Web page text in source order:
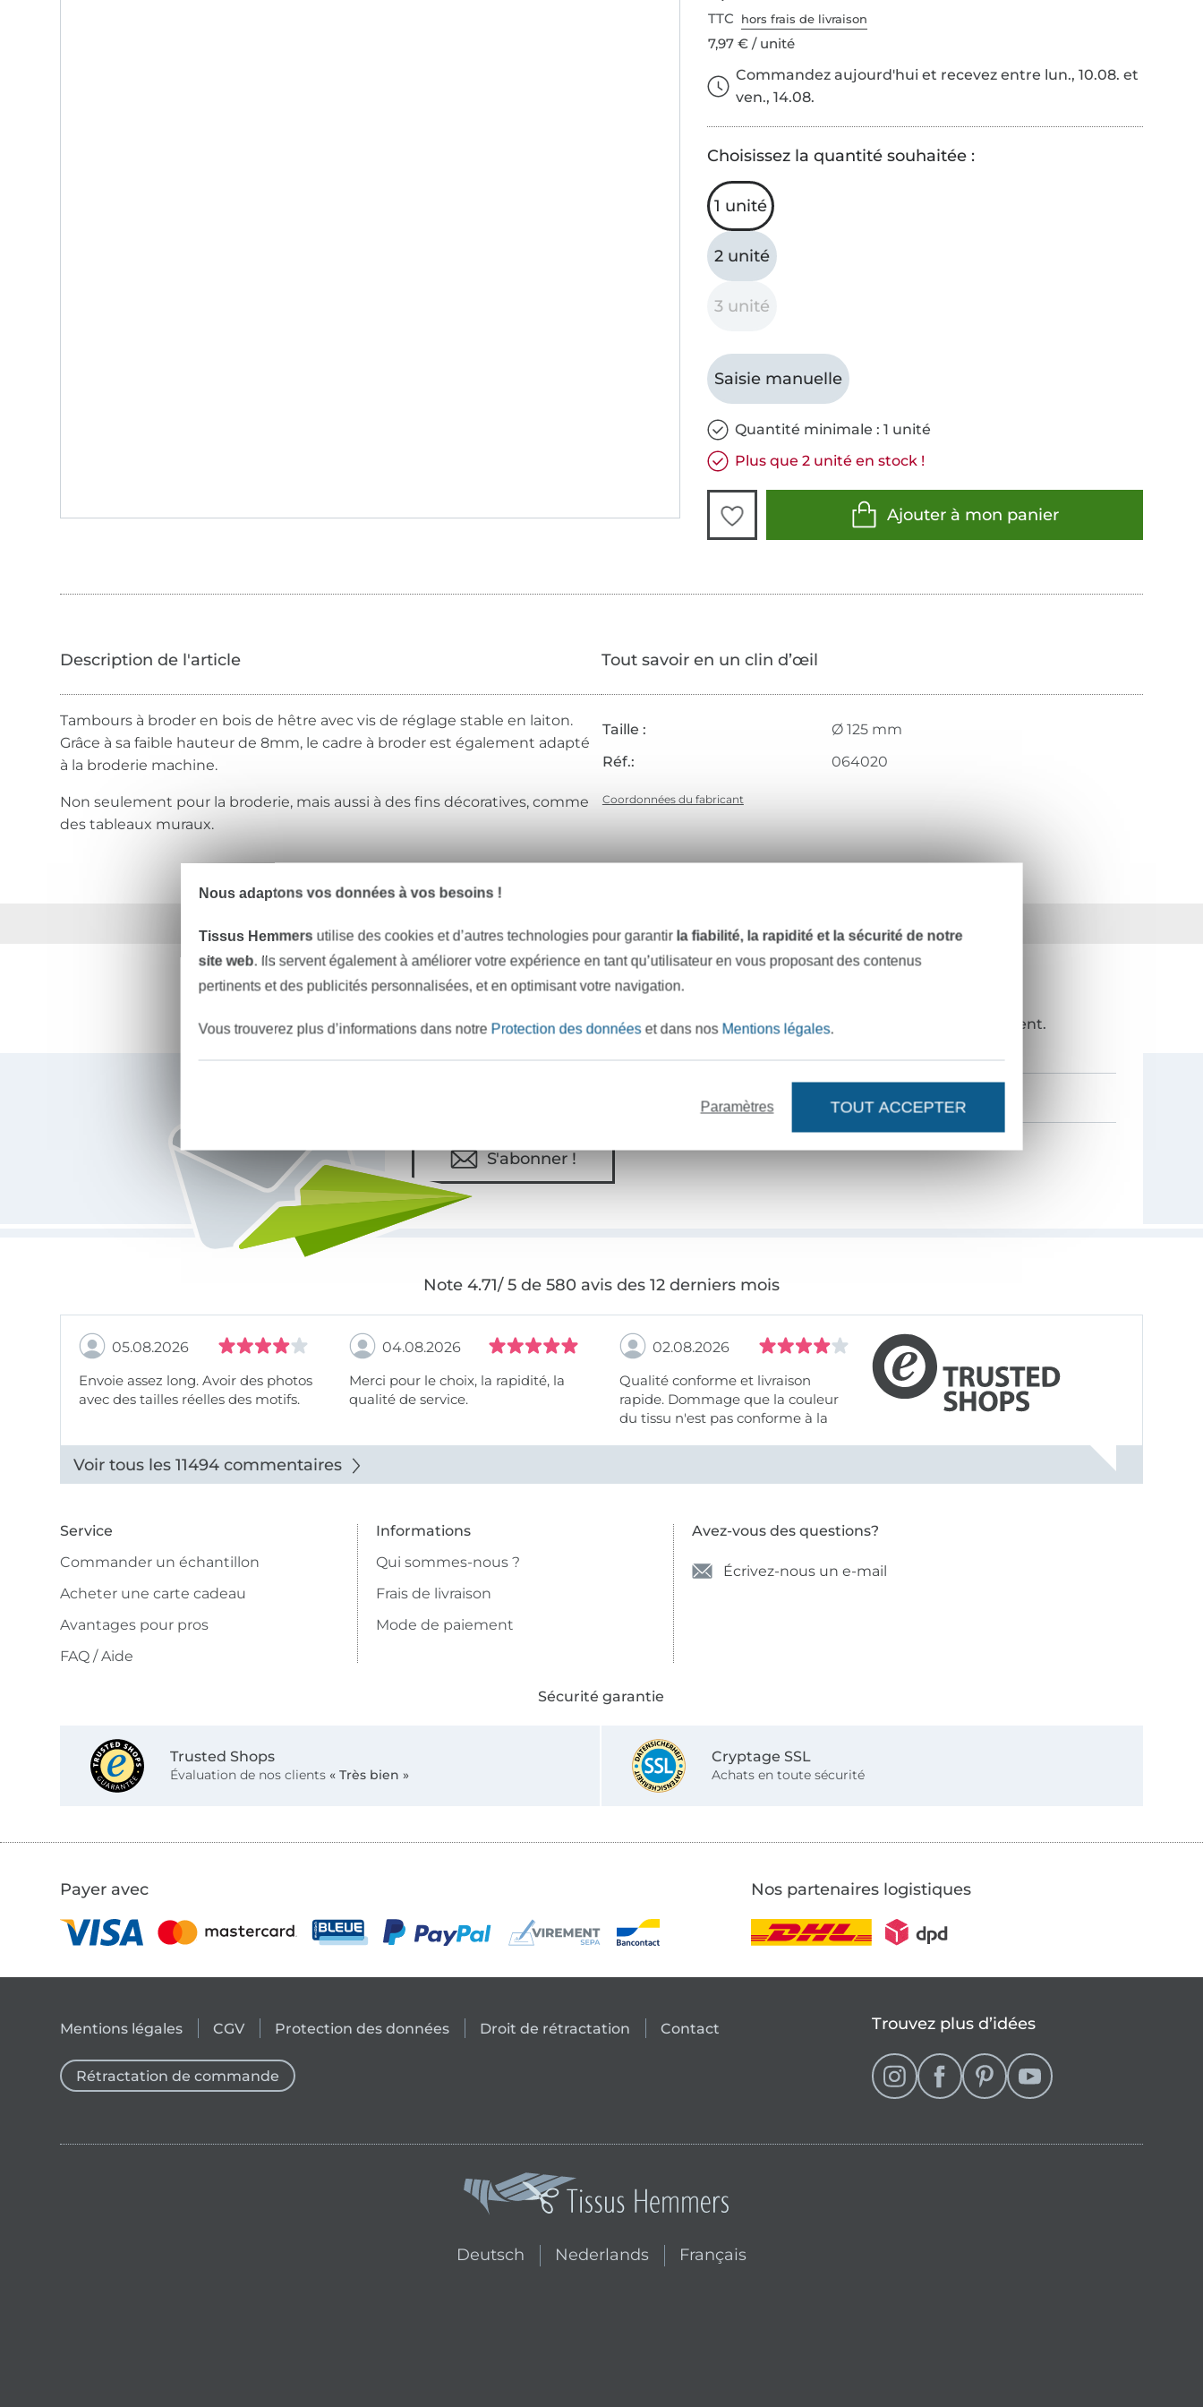
TTC hors frais de livraison
7,97 € / unité
Commandez aujourd'hui et recevez entre lun., 10.08. et
ven., 14.08.
Choisissez la quantité souhaitée :
1 unité
2 unité
3 unité
Saisie manuelle
Quantité minimale : 1 unité
Plus que 2 unité en stock !
Ajouter à mon panier
Tambours à broder en bois de hêtre avec vis de réglage stable en laiton.
Grâce à sa faible hauteur de 8mm, le cadre à broder est également adapté
à la broderie machine.
Non seulement pour la broderie, mais aussi à des fins décoratives, comme
des tableaux muraux.
Tout savoir en un clin d’œil
Taille :
Ø 125 mm
Réf.:
064020
Coordonnées du fabricant
VOULEZ-VOUS ÊTRE INFORMÉ DES NOUVEAUTÉS ?
Soyez toujours informé(e) & recevez uncode promo de 10% en guise de remerciement.
Vous êtes abonné à la newsletter de Tissus Hemmers.
S'abonner !
Note 4.71/ 5 de 580 avis des 12 derniers mois
05.08.2026
Envoie assez long. Avoir des photos
avec des tailles réelles des motifs.
04.08.2026
Merci pour le choix, la rapidité, la
qualité de service.
02.08.2026
Qualité conforme et livraison
rapide. Dommage que la couleur
du tissu n'est pas conforme à la
Voir tous les 11494 commentaires
Service
Commander un échantillon
Acheter une carte cadeau
Avantages pour pros
FAQ / Aide
Informations
Qui sommes-nous ?
Frais de livraison
Mode de paiement
Avez-vous des questions?
Écrivez-nous un e-mail
Sécurité garantie
Trusted Shops
Évaluation de nos clients « Très bien »
Cryptage SSL
Achats en toute sécurité
Payer avec Nos partenaires logistiques
Mentions légales CGV Protection des données Droit de rétractation Contact
Rétractation de commande
Trouvez plus d’idées
Deutsch Nederlands
Passer à la boutique néerlandaise
Français
Passer à la boutique française (actuellement sélectionné)
Nous adaptons vos données à vos besoins !
Tissus Hemmers utilise des cookies et d’autres technologies pour garantir la fiabilité, la rapidité et la sécurité de notre
site web. Ils servent également à améliorer votre expérience en tant qu’utilisateur en vous proposant des contenus
pertinents et des publicités personnalisées, et en optimisant votre navigation.
Vous trouverez plus d’informations dans notre Protection des donnéeset dans nos Mentions légales.
Paramètres TOUT ACCEPTER